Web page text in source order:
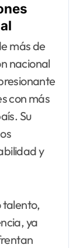
más de
nacional
con más
Su
y
talento,
ya